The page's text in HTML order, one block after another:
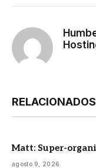
RELACIONADOS
Matt: Super-
agosto 9, 2026